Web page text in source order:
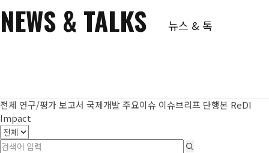
NEWS & TALKS 뉴스 & 톡
전체 연구/평가 보고서 국제개발 주요이슈 이슈브리프 단행본 ReDI
Impact